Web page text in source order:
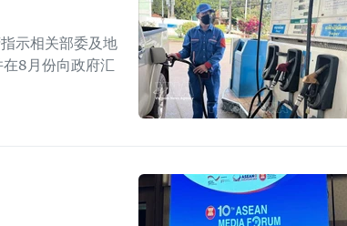
示相关部委及地
8月份向政府汇